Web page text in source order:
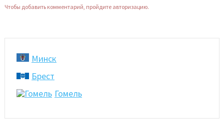
Чтобы добавить комментарий, пройдите авторизацию.
Минск
Брест
Гомель